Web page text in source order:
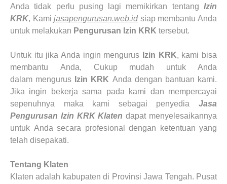
Anda tidak perlu pusing lagi memikirkan tentang Izin
KRK, Kamijasapengurusan.web.idsiap membantu Anda
untuk melakukan Pengurusan Izin KRK tersebut.
Untuk itu jika Anda ingin mengurus Izin KRK, kami bisa
membantu Anda, Cukup mudah untuk Anda
dalam mengurus Izin KRK Anda dengan bantuan kami.
Jika ingin bekerja sama pada kami dan mempercayai
sepenuhnya maka kami sebagai penyedia Jasa
Pengurusan Izin KRKKlaten dapat menyelesaikannya
untuk Anda secara profesional dengan ketentuan yang
telah disepakati.
Tentang Klaten
Klaten adalah kabupaten di Provinsi Jawa Tengah. Pusat